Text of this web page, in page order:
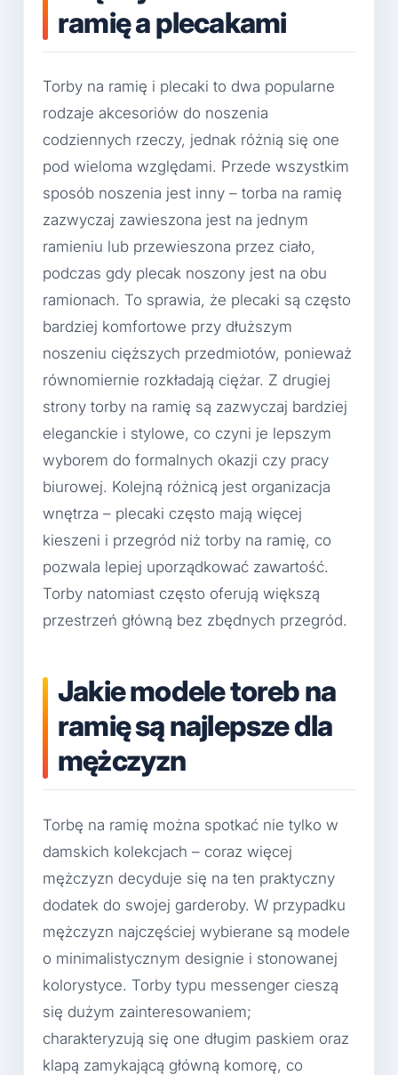
ramię a plecakami
Torby na ramię i plecaki to dwa popularne
rodzaje akcesoriów do noszenia
codziennych rzeczy, jednak różnią się one
pod wieloma względami. Przede wszystkim
sposób noszenia jest inny – torba na ramię
zazwyczaj zawieszona jest na jednym
ramieniu lub przewieszona przez ciało,
podczas gdy plecak noszony jest na obu
ramionach. To sprawia, że plecaki są często
bardziej komfortowe przy dłuższym
noszeniu cięższych przedmiotów, ponieważ
równomiernie rozkładają ciężar. Z drugiej
strony torby na ramię są zazwyczaj bardziej
eleganckie i stylowe, co czyni je lepszym
wyborem do formalnych okazji czy pracy
biurowej. Kolejną różnicą jest organizacja
wnętrza – plecaki często mają więcej
kieszeni i przegród niż torby na ramię, co
pozwala lepiej uporządkować zawartość.
Torby natomiast często oferują większą
przestrzeń główną bez zbędnych przegród.
Jakie modele toreb na
ramię są najlepsze dla
mężczyzn
Torbę na ramię można spotkać nie tylko w
damskich kolekcjach – coraz więcej
mężczyzn decyduje się na ten praktyczny
dodatek do swojej garderoby. W przypadku
mężczyzn najczęściej wybierane są modele
o minimalistycznym designie i stonowanej
kolorystyce. Torby typu messenger cieszą
się dużym zainteresowaniem;
charakteryzują się one długim paskiem oraz
klapą zamykającą główną komorę, co